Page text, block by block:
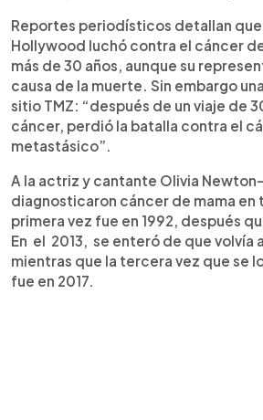
Reportes periodísticos detallan
Hollywood luchó contra el cáncer
más de 30 años, aunque su
causa de la muerte. Sin embargo
sitio TMZ: “después de un viaje de
cáncer, perdió la batalla contra el
metastásico”.
A la actriz y cantante Olivia
diagnosticaron cáncer de mama en
primera vez fue en 1992, después
En el 2013, se enteró de que volvía
mientras que la tercera vez que se
fue en 2017.